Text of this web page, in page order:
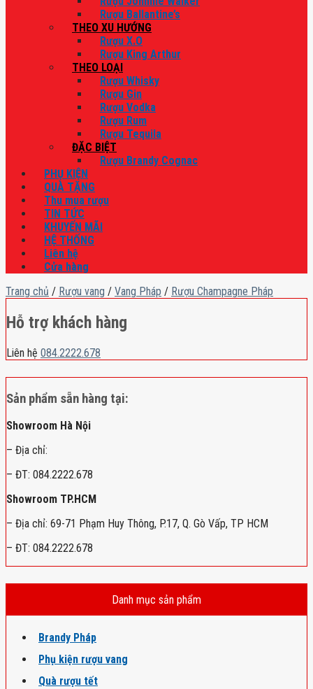
Rượu Ballantine’s
THEO XU HƯỚNG
Rượu X.O
Rượu King Arthur
THEO LOẠI
Rượu Whisky
Rượu Gin
Rượu Vodka
Rượu Rum
Rượu Tequila
ĐẶC BIỆT
Rượu Brandy Cognac
PHỤ KIỆN
QUÀ TẶNG
Thu mua rượu
TIN TỨC
KHUYẾN MÃI
HỆ THỐNG
Liên hệ
Cửa hàng
Trang chủ / Rượu vang / Vang Pháp / Rượu Champagne Pháp
Hỗ trợ khách hàng
Liên hệ 084.2222.678
Sản phẩm sẵn hàng tại:
Showroom Hà Nội
– Địa chỉ:
– ĐT: 084.2222.678
Showroom TP.HCM
– Địa chỉ: 69-71 Phạm Huy Thông, P.17, Q. Gò Vấp, TP HCM
– ĐT: 084.2222.678
Danh mục sản phẩm
Brandy Pháp
Phụ kiện rượu vang
Quà rượu tết